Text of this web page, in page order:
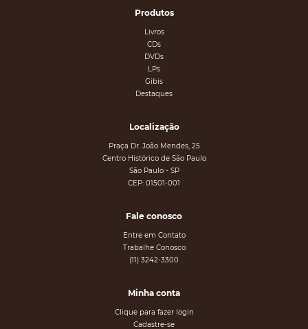
Produtos
Livros
CDs
DVDs
LPs
Gibis
Destaques
Localização
Praça Dr. João Mendes, 25
Centro Histórico de São Paulo
São Paulo - SP
CEP: 01501-001
Fale conosco
Entre em Contato
Trabalhe Conosco
(11) 3242-3300
Minha conta
Clique para fazer login
Cadastre-se